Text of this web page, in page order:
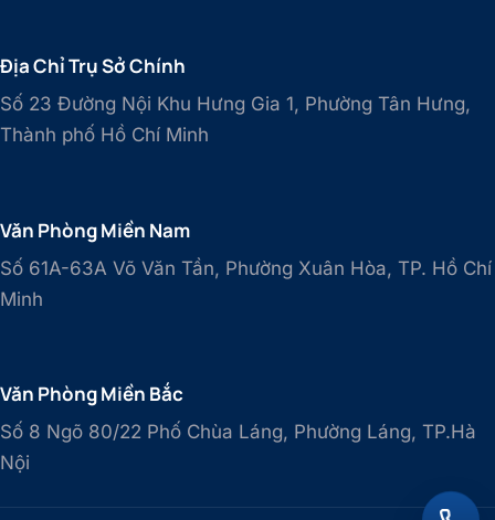
Địa Chỉ Trụ Sở Chính
Số 23 Đường Nội Khu Hưng Gia 1, Phường Tân Hưng,
Thành phố Hồ Chí Minh
Văn Phòng Miền Nam
Số 61A-63A Võ Văn Tần, Phường Xuân Hòa, TP. Hồ Chí
Minh
Văn Phòng Miền Bắc
Số 8 Ngõ 80/22 Phố Chùa Láng, Phường Láng, TP.Hà
Nội